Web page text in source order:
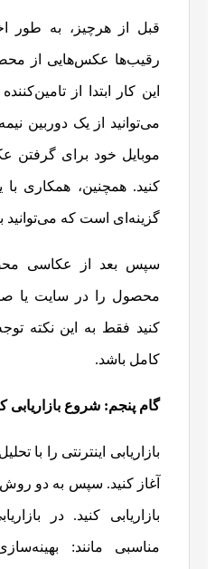
قبل از هرچیز، به طور
رقیب‌ها عکس‌هایی از
این کار ابتدا از
می‌توانید از یک دوربین
موبایل خود برای گرفتن
کنید. همچنین، همکاری
گزینه‌ای است که می‌توانید
سپس بعد از عکاسی
محصول را در سایت یا
کنید فقط به این نکته
کامل باشد.
گام پنجم: شروع بازاریابی
بازاریابی اینترنتی را با
آغاز کنید. سپس به دو روش
بازاریابی کنید. در
مناسبی مانند: